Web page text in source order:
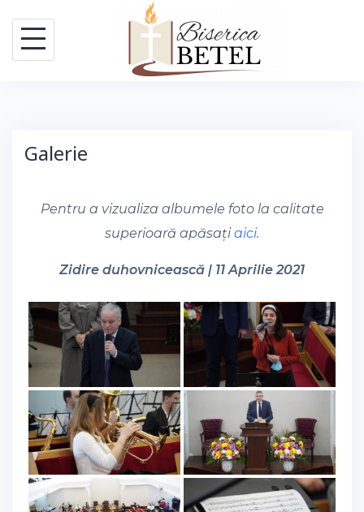
content
Galerie
Pentru a vizualiza albumele foto la calitate
superioară apăsațiaici.
Zidire duhovnicească | 11 Aprilie 2021